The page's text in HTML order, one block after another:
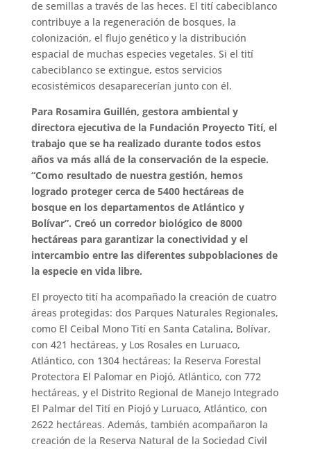
de semillas a través de las heces. El tití cabeciblanco
contribuye a la regeneración de bosques, la
colonización, el flujo genético y la distribución
espacial de muchas especies vegetales. Si el tití
cabeciblanco se extingue, estos servicios
ecosistémicos desaparecerían junto con él.
Para Rosamira Guillén, gestora ambiental y
directora ejecutiva de la Fundación Proyecto Tití, el
trabajo que se ha realizado durante todos estos
años va más allá de la conservación de la especie.
“Como resultado de nuestra gestión, hemos
logrado proteger cerca de 5400 hectáreas de
bosque en los departamentos de Atlántico y
Bolívar”. Creó un corredor biológico de 8000
hectáreas para garantizar la conectividad y el
intercambio entre las diferentes subpoblaciones de
la especie en vida libre.
El proyecto tití ha acompañado la creación de cuatro
áreas protegidas: dos Parques Naturales Regionales,
como El Ceibal Mono Tití en Santa Catalina, Bolívar,
con 421 hectáreas, y Los Rosales en Luruaco,
Atlántico, con 1304 hectáreas; la Reserva Forestal
Protectora El Palomar en Piojó, Atlántico, con 772
hectáreas, y el Distrito Regional de Manejo Integrado
El Palmar del Tití en Piojó y Luruaco, Atlántico, con
2622 hectáreas. Además, también acompañaron la
creación de la Reserva Natural de la Sociedad Civil